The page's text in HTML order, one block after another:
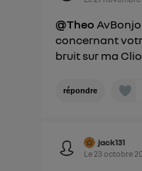
@Theo
concernant
bruit sur ma Clio
répondre
jack131
Le 23 octobre